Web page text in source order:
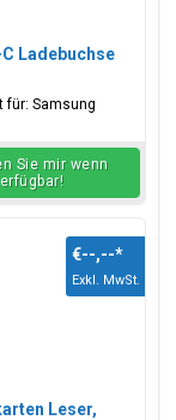
Ladebuchse
für: Samsung
Sie mir wenn
Leser,
€--,--*
Exkl. MwSt.